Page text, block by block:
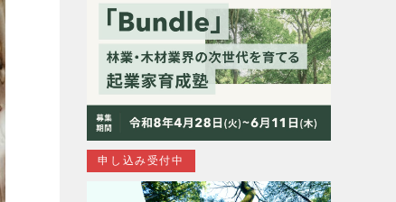
申し込み受付中